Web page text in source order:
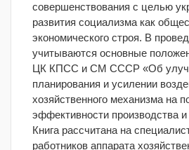
совершенствования с целью
развития социализма как
экономического строя. В
учитываются основные
ЦК КПСС и СМ СССР «Об
планирования и усилении
хозяйственного механизма на
эффективности производства
Книга рассчитана на
работников аппарата